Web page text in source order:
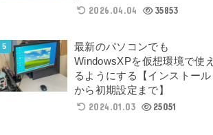
2026.04.04
35853
最新のパソコンでも
WindowsXPを仮想環境で使え
るようにする【インストール
から初期設定まで】
2024.01.03
25051